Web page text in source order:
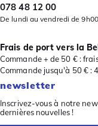
078 48 12 00
De lundi au vendredi de
Frais de port vers la
Commande + de 50 € :
Commande jusqu'à 50 € :
newsletter
Inscrivez-vous à notre
dernières nouvelles !